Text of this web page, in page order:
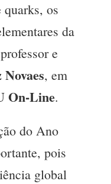
quarks, os
da
e
, em
On-Line.
do Ano
pois
global